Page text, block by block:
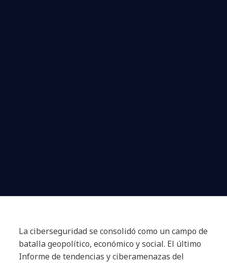
La ciberseguridad se consolidó como un campo de
batalla geopolítico, económico y social. El último
Informe de tendencias y ciberamenazas del